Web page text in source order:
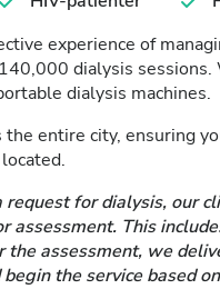
experience of
dialysis
dialysis machines.
the entire city, ensuring
request for dialysis, our
assessment. This
assessment, we
the service based